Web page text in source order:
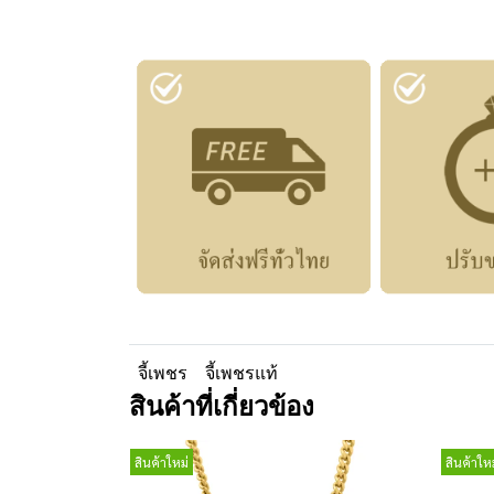
จี้เพชร จี้เพชรแท้
สินค้าที่เกี่ยวข้อง
สินค้าใหม่ สินค้าให